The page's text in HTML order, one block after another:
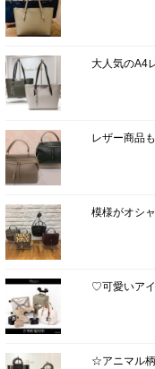
大人気のA4
レザー商品
模様がオシ
♡可愛いア
☆アニマル